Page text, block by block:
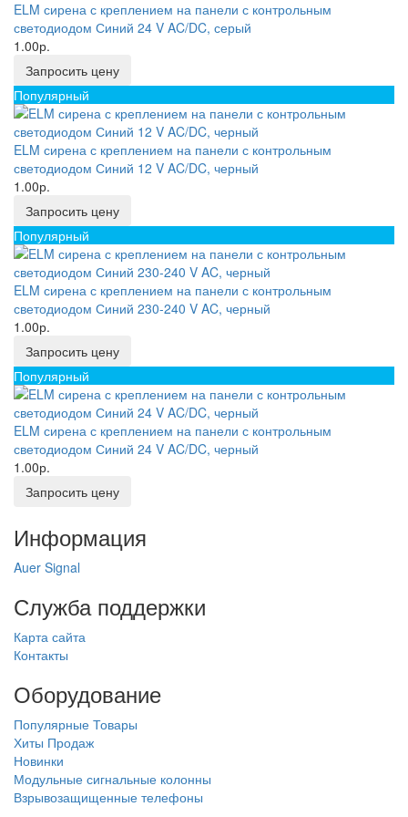
ELM сирена с креплением на панели с контрольным
светодиодом Синий 24 V AC/DC, серый
1.00р.
Запросить цену
Популярный
ELM сирена с креплением на панели с контрольным
светодиодом Синий 12 V AC/DC, черный
1.00р.
Запросить цену
Популярный
ELM сирена с креплением на панели с контрольным
светодиодом Синий 230-240 V AC, черный
1.00р.
Запросить цену
Популярный
ELM сирена с креплением на панели с контрольным
светодиодом Синий 24 V AC/DC, черный
1.00р.
Запросить цену
Информация
Auer Signal
Служба поддержки
Карта сайта
Контакты
Оборудование
Популярные Товары
Хиты Продаж
Новинки
Модульные сигнальные колонны
Взрывозащищенные телефоны